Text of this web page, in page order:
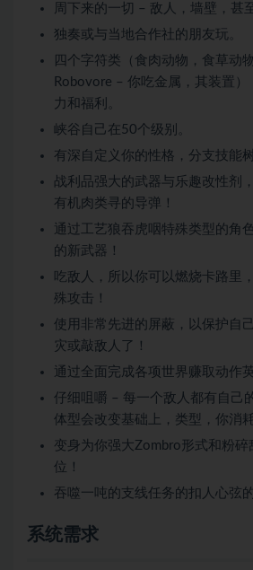
周下来的一切 – 敌人，墙壁，甚
独奏或与当地合作社的朋友玩。
四个字符类（食肉动物，食草动
Robovore – 你吃金属，其装置
力和福利。
峡谷自己在50个级别。
有深自定义你的性格，分支技能树
战利品强大的武器与乐趣改性剂
有机肉类寻的导弹！
通过工艺狼吞虎咽特殊类型的角
的新武器！
吃敌人，所以你可以燃烧卡路里
殊攻击！
使用非常先进的屏蔽，以保护自
灾或敲敌人了！
通过全面完成各项世界赚取动作
仔细咀嚼 – 每一个敌人都有自己
体型会改变基础上，类型，你消
变身为你强大Zombro形式和粉
位！
吞噬一吨的支线任务的扣人心弦
系统需求